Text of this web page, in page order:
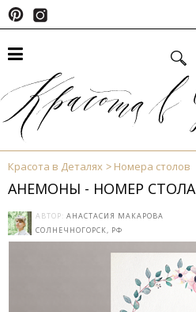
Красота в Деталях Номера столов
АНЕМОНЫ - НОМЕР СТОЛА
АВТОР: АНАСТАСИЯ МАКАРОВА
СОЛНЕЧНОГОРСК, РФ